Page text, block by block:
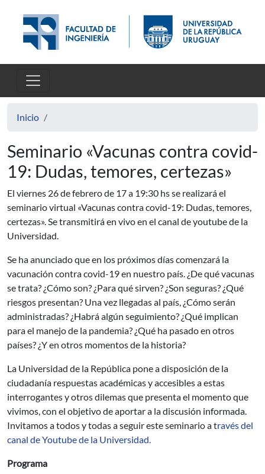
Inicio
Seminario «Vacunas contra covid-
19: Dudas, temores, certezas»
El viernes 26 de febrero de 17 a 19:30 hs se realizará el
seminario virtual «Vacunas contra covid-19: Dudas, temores,
certezas». Se transmitirá en vivo en el canal de youtube de la
Universidad.
Se ha anunciado que en los próximos días comenzará la
vacunación contra covid-19 en nuestro país. ¿De qué vacunas
se trata? ¿Cómo son? ¿Para qué sirven? ¿Son seguras? ¿Qué
riesgos presentan? Una vez llegadas al país, ¿Cómo serán
administradas? ¿Habrá algún seguimiento? ¿Qué implican
para el manejo de la pandemia? ¿Qué ha pasado en otros
países? ¿Y en otros momentos de la historia?
La Universidad de la República pone a disposición de la
ciudadanía respuestas académicas y accesibles a estas
interrogantes y otros dilemas que presenta el momento que
vivimos, con el objetivo de aportar a la discusión informada.
Invitamos a todos y todas a seguir este seminario a través del
canal de Youtube de la Universidad.
Programa